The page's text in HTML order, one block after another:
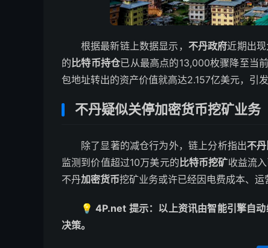
根据最新链上数据显示， 不丹政府近期出
的比特币持仓已从最高点的13,000枚骤降至当
包地址转出的资产价值就高达2.157亿美元，引
不丹疑似关停加密货币挖矿业务
除了显著的减仓行为外，链上分析指出不
监测到价值超过10万美元的比特币挖矿收益流
不丹加密货币挖矿业务或许已经因电费成本、运
💡 4P.net 提示：以上资讯由智能引擎自
决策。